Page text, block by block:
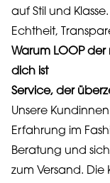
auf Stil und
Echtheit,
Warum LOOP
dich ist
Service, der
Unsere
Erfahrung im
Beratung und
zum Versand.